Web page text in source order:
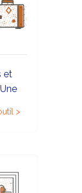
et
>